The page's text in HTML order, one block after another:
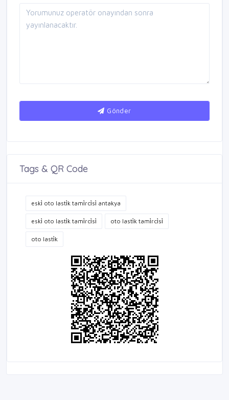
Gönder
Tags & QR Code
eski̇ oto lasti̇k tami̇rci̇si̇ antakya
eski̇ oto lasti̇k tami̇rci̇si̇ oto lasti̇k tami̇rci̇si̇
oto lasti̇k